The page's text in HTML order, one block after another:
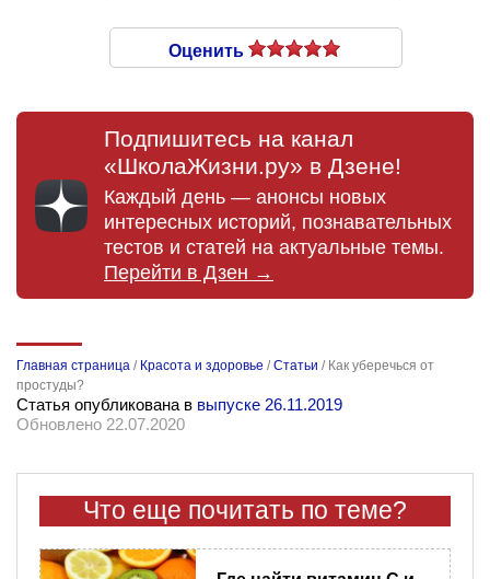
Оценить
Подпишитесь на канал
«ШколаЖизни.ру» в Дзене!
Каждый день — анонсы новых
интересных историй, познавательных
тестов и статей на актуальные темы.
Перейти в Дзен →
Главная страница / Красота и здоровье /Статьи / Как уберечься от
простуды?
Статья опубликована в выпуске 26.11.2019
Обновлено 22.07.2020
Что еще почитать по теме?